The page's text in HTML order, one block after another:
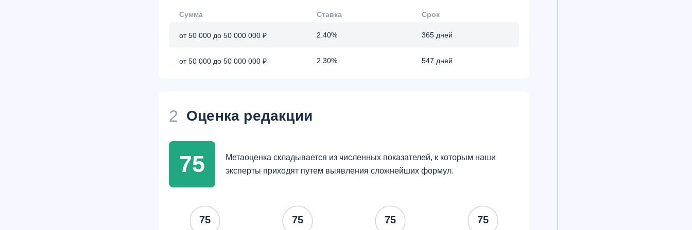
Сумма Ставка Срок
от 50 000 до 50 000 000 ₽ 2.40% 365 дней
от 50 000 до 50 000 000 ₽ 2.30% 547 дней
2 Оценка редакции
75
Метаоценка складывается из численных показателей, к которым наши
эксперты приходят путем выявления сложнейших формул.
75 75 75 75